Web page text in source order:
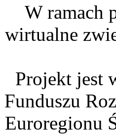
W ramach
wirtualne
Projekt jest
Funduszu
Euroregionu